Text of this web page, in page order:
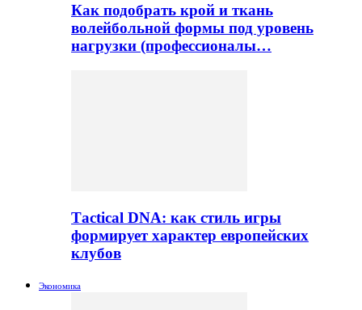
Как подобрать крой и ткань
волейбольной формы под уровень
нагрузки (профессионалы…
Тactical DNA: как стиль игры
формирует характер европейских
клубов
Экономика